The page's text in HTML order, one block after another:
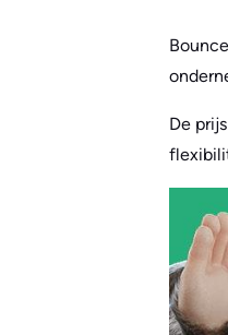
De